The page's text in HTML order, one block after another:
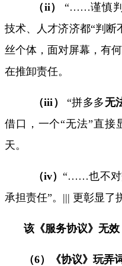
（ii） “……谨慎
技术、人才济济都“判断
丝个体，面对屏幕，有
在推卸责任。
（iii ） “拼多多无
借口，一个“无法”直接
天。
（iv）“……也不
承担责任”。 ||| 更彰显了
该《服务协议》无效
（6）《协议》玩弄